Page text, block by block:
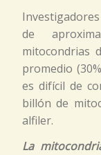
de
mitocondrias
promedio
es difícil de
billón de
alfiler.
La